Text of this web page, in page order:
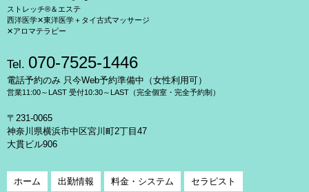
ストレッチ®＆エステ
西洋医学✕東洋医学＋タイ古式マッサージ
✕アロマテラピー
Tel. 070-7525-1446
電話予約のみ 只今Web予約準備中（女性利用可）
営業11:00～LAST 受付10:30～LAST（完全個室・完全予約制）
〒231-0065
神奈川県横浜市中区宮川町2丁目47
大貫ビル906
ホーム 出勤情報 料金・システム セラピスト